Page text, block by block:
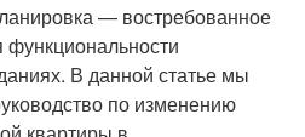
— востребованное
В данной статье мы
по изменению